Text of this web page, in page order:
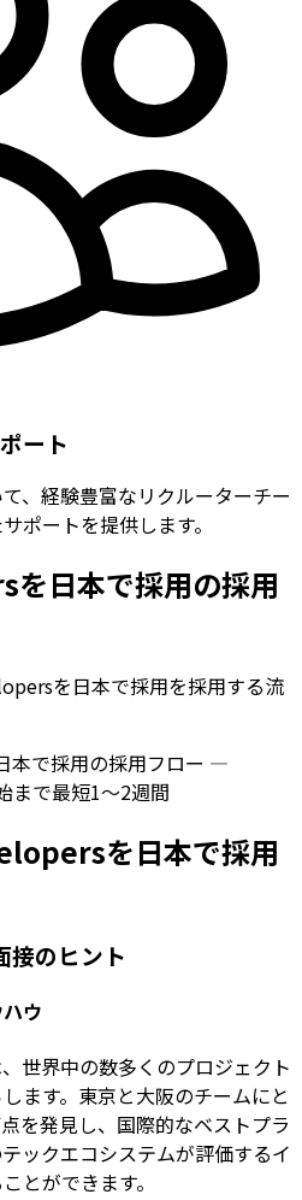
ート
、経験豊富なリクルーターチー
ポートを提供します。
日本で採用の採用
を日本で採用を採用する流
本で採用の採用フロー —
まで最短1〜2週間
を日本で採用
のヒント
ウ
世界中の数多くのプロジェクト
ます。東京と大阪のチームにと
を発見し、国際的なベストプラ
ックエコシステムが評価するイ
とができます。